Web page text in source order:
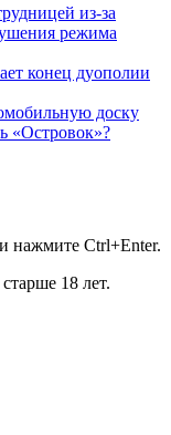
из-за
режима
конец дуополии
доску
«Островок»?
нажмите Ctrl+Enter.
18 лет.